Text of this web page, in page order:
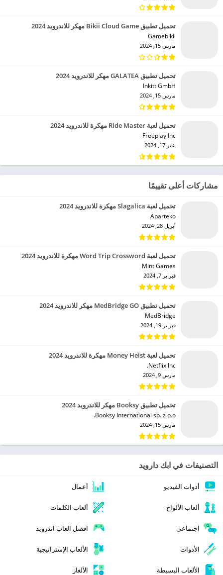
تحميل تطبيق Bikii Cloud Game مهكر للاندرويد 2024
Gamebikii‏
مارس 15, 2024
تحميل تطبيق GALATEA مهكر للاندرويد 2024
Inkitt GmbH‏
مارس 15, 2024
تحميل لعبة Ride Master مهكرة للاندرويد 2024
Freeplay Inc‏
يناير 17, 2024
مشاركات أعلى تقييمًا
تحميل لعبة Slagalica مهكرة للاندرويد 2024
Aparteko‏
أبريل 28, 2024
تحميل لعبة Word Trip Crossword مهكرة للاندرويد 2024
Mint Games‏
فبراير 7, 2024
تحميل تطبيق MedBridge GO مهكر للاندرويد 2024
MedBridge‏
فبراير 19, 2024
تحميل لعبة Money Heist مهكرة للاندرويد 2024
Netflix Inc.‏
مارس 9, 2024
تحميل تطبيق Booksy مهكر للاندرويد 2024
Booksy International sp. z o.o.‏
مارس 15, 2024
التصنيفات في ابك دارويد
أدوات الفيديو أعمال
ألعاب الألواح ألعاب الكلمات
اجتماعي افضل العاب اندرويد
الأدوات الألعاب الإستراتيجية
الألعاب البسيطة الألغاز